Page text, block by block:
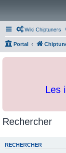
Wiki Chiptuners
Portal
Les
Rechercher
RECHERCHER